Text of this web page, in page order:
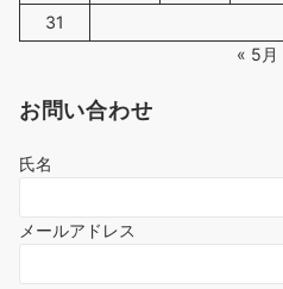
31
« 5月
お問い合わせ
氏名
メールアドレス